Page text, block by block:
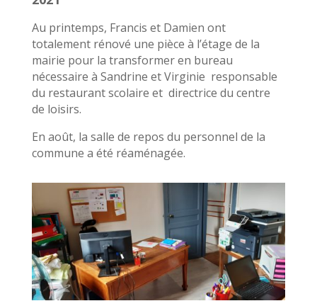
Au printemps, Francis et Damien ont
totalement rénové une pièce à l’étage de la
mairie pour la transformer en bureau
nécessaire à Sandrine et Virginie responsable
du restaurant scolaire et directrice du centre
de loisirs.
En août, la salle de repos du personnel de la
commune a été réaménagée.